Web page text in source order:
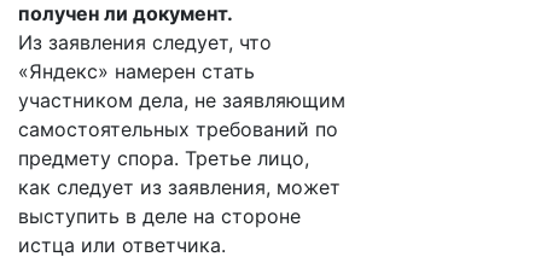
получен ли документ.
Из заявления следует, что
«Яндекс» намерен стать
участником дела, не заявляющим
самостоятельных требований по
предмету спора. Третье лицо,
как следует из заявления, может
выступить в деле на стороне
истца или ответчика.